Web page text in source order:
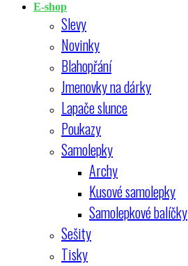
E-shop
Slevy
Novinky
Blahopřání
Jmenovky na dárky
Lapače slunce
Poukazy
Samolepky
Archy
Kusové samolepky
Samolepkové balíčky
Sešity
Tisky